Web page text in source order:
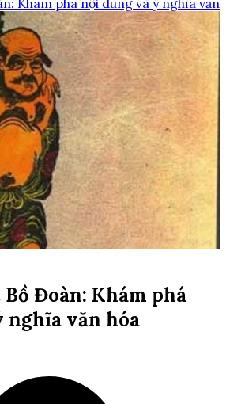
Đoàn: Khám phá
nghĩa văn hóa